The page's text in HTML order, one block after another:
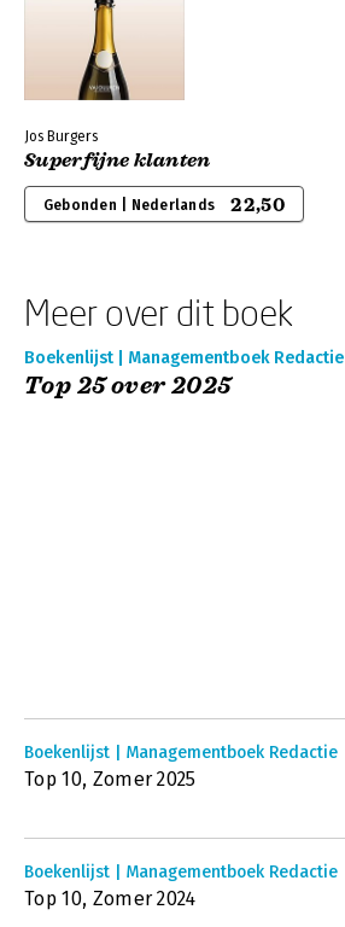
Jos Burgers
Superfijne klanten
Gebonden | Nederlands 22,50
Meer over dit boek
Boekenlijst | Managementboek Redactie
Top 25 over 2025
Boekenlijst | Managementboek Redactie
Top 10, Zomer 2025
Boekenlijst | Managementboek Redactie
Top 10, Zomer 2024